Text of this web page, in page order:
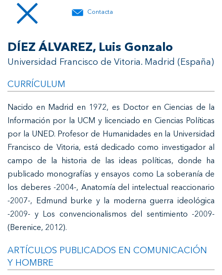
Contacta
DÍEZ ÁLVAREZ, Luis Gonzalo
Universidad Francisco de Vitoria. Madrid (España)
CURRÍCULUM
Nacido en Madrid en 1972, es Doctor en Ciencias de la
Información por la UCM y licenciado en Ciencias Políticas
por la UNED. Profesor de Humanidades en la Universidad
Francisco de Vitoria, está dedicado como investigador al
campo de la historia de las ideas políticas, donde ha
publicado monografías y ensayos como La soberanía de
los deberes -2004-, Anatomía del intelectual reaccionario
-2007-, Edmund burke y la moderna guerra ideológica
-2009- y Los convencionalismos del sentimiento -2009-
(Berenice, 2012).
ARTÍCULOS PUBLICADOS EN COMUNICACIÓN
Y HOMBRE